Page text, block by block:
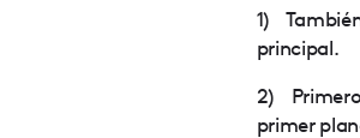
1)
principal.
2)
primer